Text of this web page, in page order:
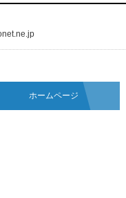
ホームページ